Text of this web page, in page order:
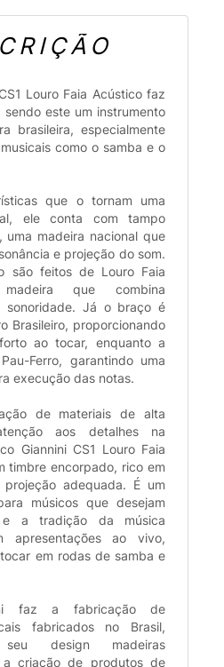
Louro Faia Acústico faz
este um instrumento
brasileira, especialmente
como o samba e o
que o tornam uma
ele conta com tampo
uma madeira nacional que
e projeção do som.
são feitos de Louro Faia
que combina
sonoridade. Já o braço é
Brasileiro, proporcionando
ao tocar, enquanto a
Ferro, garantindo uma
execução das notas.
de materiais de alta
aos detalhes na
Giannini CS1 Louro Faia
timbre encorpado, rico em
adequada. É um
músicos que desejam
a tradição da música
apresentações ao vivo,
em rodas de samba e
faz a fabricação de
fabricados no Brasil,
design madeiras
a criação de produtos de